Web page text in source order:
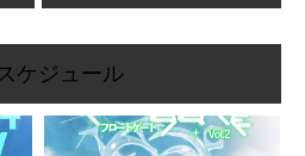
ケジュール